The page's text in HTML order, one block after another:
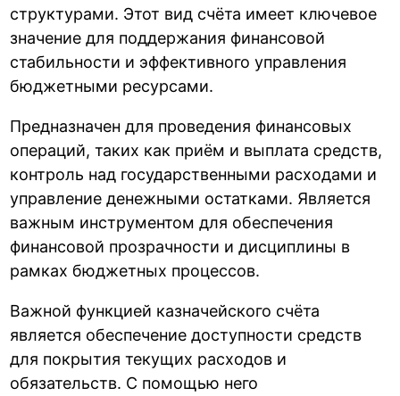
структурами. Этот вид счёта имеет ключевое
значение для поддержания финансовой
стабильности и эффективного управления
бюджетными ресурсами.
Предназначен для проведения финансовых
операций, таких как приём и выплата средств,
контроль над государственными расходами и
управление денежными остатками. Является
важным инструментом для обеспечения
финансовой прозрачности и дисциплины в
рамках бюджетных процессов.
Важной функцией казначейского счёта
является обеспечение доступности средств
для покрытия текущих расходов и
обязательств. С помощью него